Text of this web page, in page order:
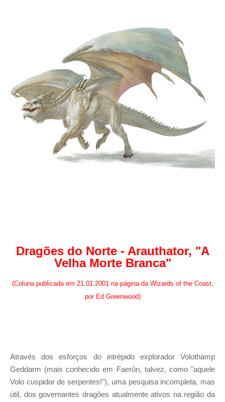
Dragões do Norte - Arauthator, "A
Velha Morte Branca"
(Coluna publicada em 21.01.2001 na página da Wizards of the Coast,
por Ed Greenwood)
Através dos esforços do intrépido explorador Volothamp
Geddarm (mais conhecido em Faerûn, talvez, como "aquele
Volo cuspidor de serpentes!"), uma pesquisa incompleta, mas
útil, dos governantes dragões atualmente ativos na região da